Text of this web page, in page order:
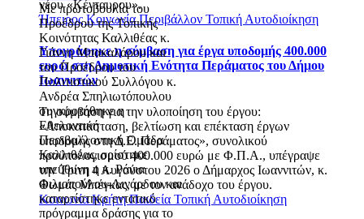
νέου «Κένταυρου».
ΉπειροςΚοινωνίαΠεριβάλλον Τοπική Αυτοδιοίκηση
Υπογράφηκε η σύμβαση για έργα υποδομής 400.000
ευρώ στη Δημοτική Ενότητα Περάματος του Δήμου
Ιωαννιτών
Τη σύμβαση για την υλοποίηση του έργου:
«Αποκατάσταση, βελτίωση και επέκταση έργων
υποδομής στη Δ.Ε. Περάματος», συνολικού
προϋπολογισμού 400.000 ευρώ με Φ.Π.Α., υπέγραψε
την Τρίτη 4 Αυγούστου 2026 ο Δήμαρχος Ιωαννιτών, κ.
Θωμάς Μπέγκας, με τον ανάδοχο του έργου.
ΚοινωνίαΚρήτηΠαιδεία Τοπική Αυτοδιοίκηση
Με πρωτοβουλία του
Προέδρου της Τοπικής
Κοινότητας Καλλιθέας κ.
Γιάννη Μπακαλάρου και
του Προέδρου του
Πολιτιστικού Συλλόγου κ.
Ανδρέα Σπηλιωτόπουλου
συγκροτήθηκε η
Εθελοντική
Περιβαλλοντική Ομάδα
Καλλιθέας, ορίστηκε
υπεύθυνη η κ. Ράνια
Φιλιοπούλου-Λινάρδου και
καταρτίστηκε εντατικό
πρόγραμμα δράσης για το